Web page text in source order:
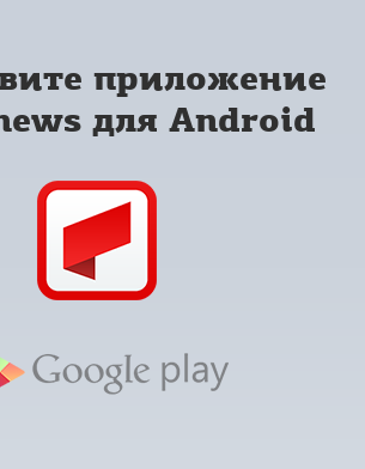
приложение
для Android